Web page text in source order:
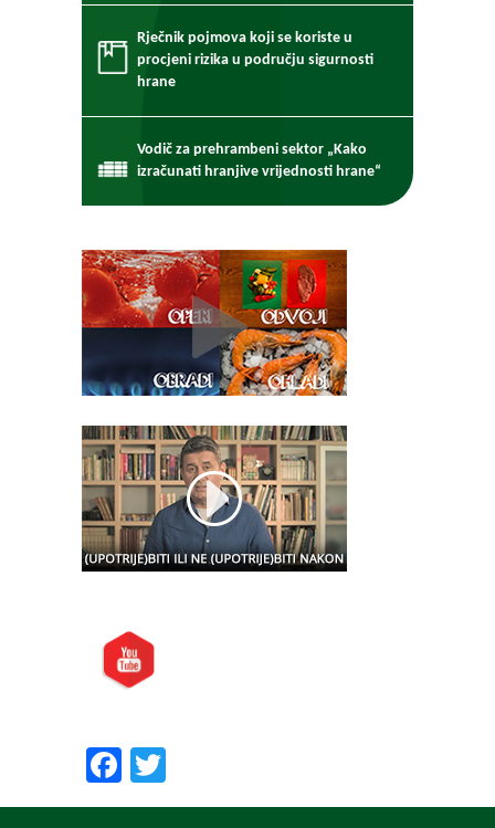
Rječnik pojmova koji se koriste u
procjeni rizika u području sigurnosti
hrane
Vodič za prehrambeni sektor „Kako
izračunati hranjive vrijednosti hrane“
Facebook